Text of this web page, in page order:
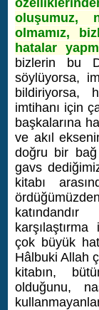
oluşumuz,
olmamız,
hatalar
bizlerin bu
söylüyorsa,
bildiriyorsa,
imtihanı için
başkalarına
ve akıl
doğru bir
gavs
kitabı
çok büyük
Hâlbuki Allah
kitabın,
olduğunu,